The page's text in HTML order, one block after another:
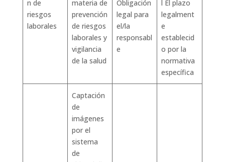
n de
riesgos
laborales
materia de
prevención
de riesgos
laborales y
vigilancia
de la salud
Obligación
legal para
el/la
responsabl
e
l El plazo
legalment
e
establecid
o por la
normativa
específica
Captación
de
imágenes
por el
sistema
de